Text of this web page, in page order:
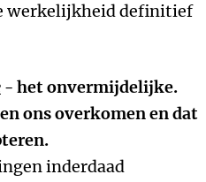
werkelijkheid definitief
- het onvermijdelijke.
ons overkomen en dat
inderdaad